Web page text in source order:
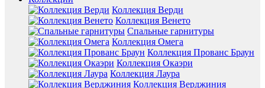
Коллекция Верди
Коллекция Венето
Спальные гарнитуры
Коллекция Омега
Коллекция Прованс Браун
Коллекция Окаэри
Коллекция Лаура
Коллекция Верджиния